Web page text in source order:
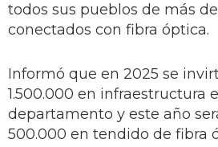
todos sus pueblos de más
conectados con fibra óptica.
Informó que en 2025 se
1.500.000 en infraestructura
departamento y este año
500.000 en tendido de fibra